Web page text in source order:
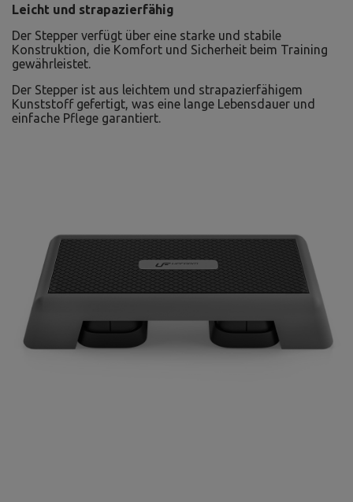
Leicht und strapazierfähig
Der Stepper verfügt über eine starke und stabile
Konstruktion, die Komfort und Sicherheit beim Training
gewährleistet.
Der Stepper ist aus leichtem und strapazierfähigem
Kunststoff gefertigt, was eine lange Lebensdauer und
einfache Pflege garantiert.